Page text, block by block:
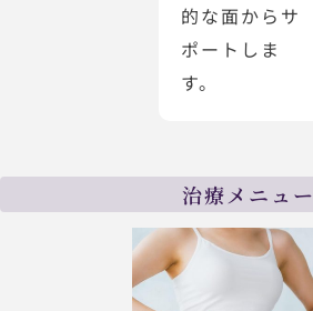
的な面からサ
ポートしま
す。
治療メニュー